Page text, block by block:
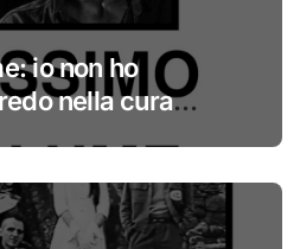
io non ho
nella cura